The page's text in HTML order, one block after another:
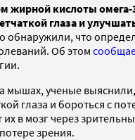
кислоты
глаза и
обнаружили, что
Об этом
мышах, ученые
глаза и бороться с
в мозг через
зрения.